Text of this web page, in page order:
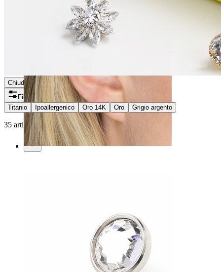
Chiudi
Filtri
Titanio
Ipoallergenico Oro 14K Oro Grigio argento
35 articoli trovati